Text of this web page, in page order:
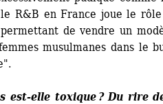
R&B en France joue le
de vendre un
musulmanes dans le
est-elle toxique ? Du rire